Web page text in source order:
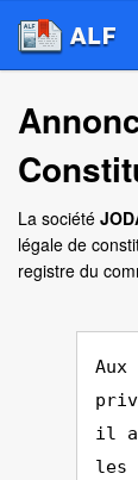
La société
légale de
registre du
il a
les